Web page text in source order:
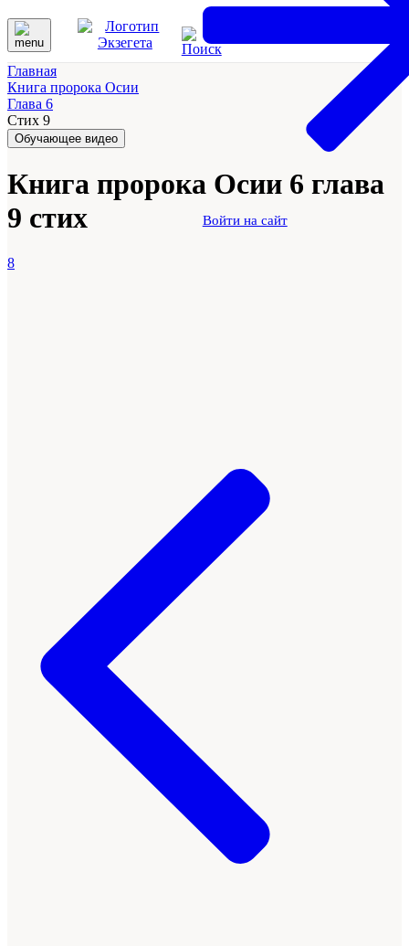
Войти на сайт
Главная
Книга пророка Осии
Глава 6
Стих 9
Обучающее видео
Книга пророка Осии 6 глава
9 стих
8